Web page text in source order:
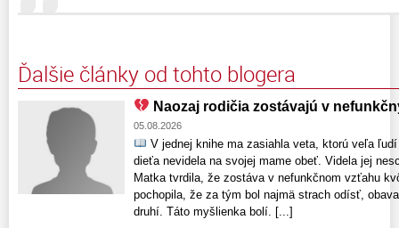
Ďalšie články od tohto blogera
Naozaj rodičia zostávajú v
05.08.2026
V jednej knihe ma zasiahla veta, ktorú veľa
dieťa nevidela na svojej mame obeť. Videla jej
Matka tvrdila, že zostáva v nefunkčnom vzťahu
pochopila, že za tým bol najmä strach odísť,
druhí. Táto myšlienka bolí. [...]